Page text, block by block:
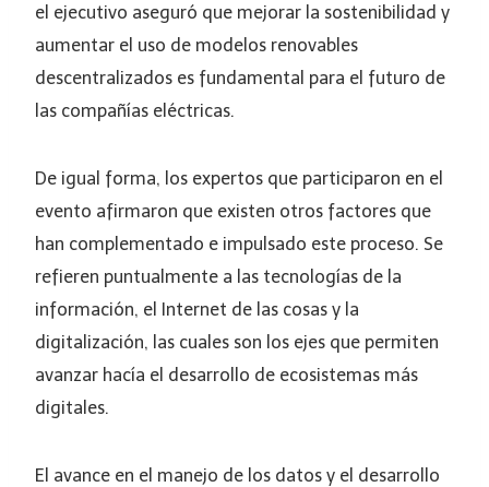
el ejecutivo aseguró que mejorar la sostenibilidad y
aumentar el uso de modelos renovables
descentralizados es fundamental para el futuro de
las compañías eléctricas.
De igual forma, los expertos que participaron en el
evento afirmaron que existen otros factores que
han complementado e impulsado este proceso. Se
refieren puntualmente a las tecnologías de la
información, el Internet de las cosas y la
digitalización, las cuales son los ejes que permiten
avanzar hacía el desarrollo de ecosistemas más
digitales.
El avance en el manejo de los datos y el desarrollo